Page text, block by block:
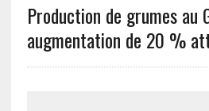
Production de grumes au
augmentation de 20 %